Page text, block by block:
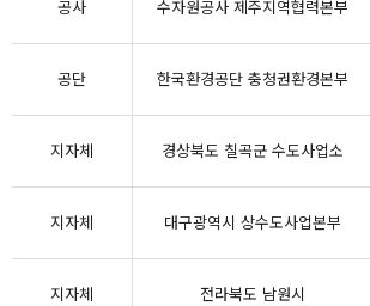
공사 수자원공사 제주지역협력본부
공단 한국환경공단 충청권환경본부
지자체 경상북도 칠곡군 수도사업소
지자체 대구광역시 상수도사업본부
지자체 전라북도 남원시